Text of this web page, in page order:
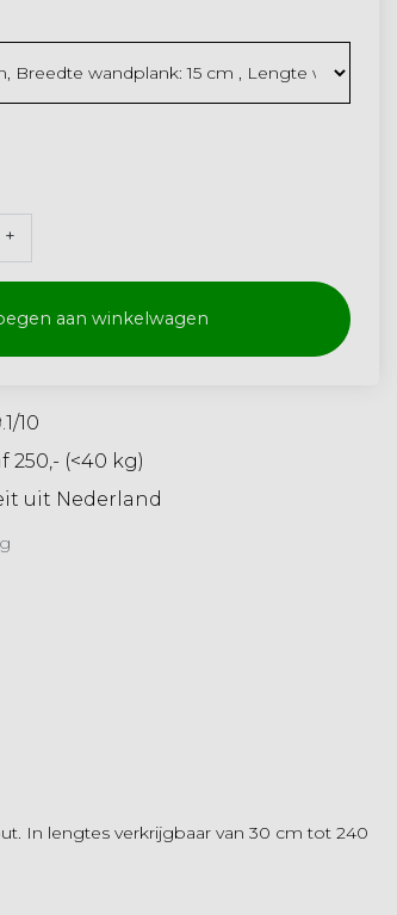
+
aan winkelwagen
10
250,- (<40 kg)
uit Nederland
In lengtes verkrijgbaar van 30 cm tot 240